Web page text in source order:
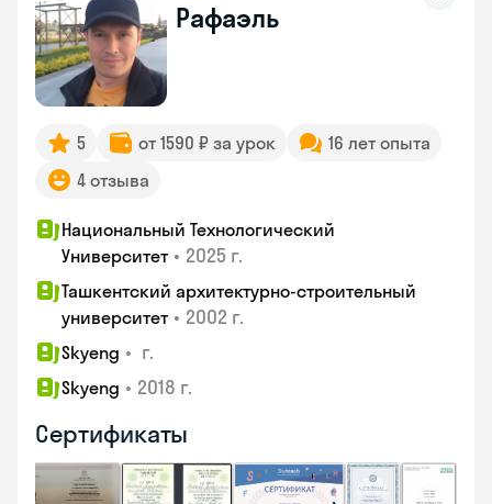
Рафаэль
5 от 1590 ₽ за урок
16 лет опыта
4 отзыва
Национальный Технологический
Университет • 2025 г.
Ташкентский архитектурно-строительный
университет • 2002 г.
Skyeng • г.
Skyeng • 2018 г.
Сертификаты